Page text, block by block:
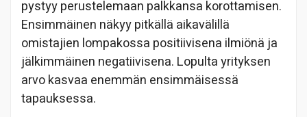
pystyy perustelemaan palkkansa korottamisen.
Ensimmäinen näkyy pitkällä aikavälillä
omistajien lompakossa positiivisena ilmiönä ja
jälkimmäinen negatiivisena. Lopulta yrityksen
arvo kasvaa enemmän ensimmäisessä
tapauksessa.